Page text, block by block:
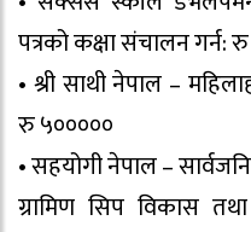
पत्रको कक्षा संचालन गर्न:
• श्री साथी नेपाल –
रु ५०००००
• सहयोगी नेपाल –
ग्रामिण सिप विकास